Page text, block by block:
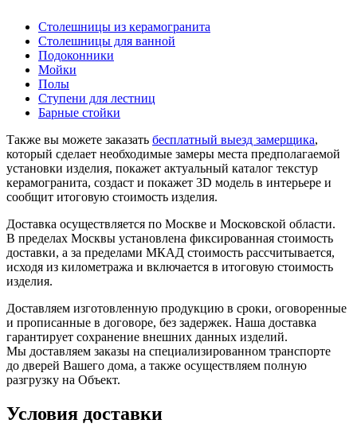
Столешницы из керамогранита
Столешницы для ванной
Подоконники
Мойки
Полы
Ступени для лестниц
Барные стойки
Также вы можете заказать бесплатный выезд замерщика,
который сделает необходимые замеры места предполагаемой
установки изделия, покажет актуальный каталог текстур
керамогранита, создаст и покажет 3D модель в интерьере и
сообщит итоговую стоимость изделия.
Доставка осуществляется по Москве и Московской области.
В пределах Москвы установлена фиксированная стоимость
доставки, а за пределами МКАД стоимость рассчитывается,
исходя из километража и включается в итоговую стоимость
изделия.
Доставляем изготовленную продукцию в сроки, оговоренные
и прописанные в договоре, без задержек. Наша доставка
гарантирует сохранение внешних данных изделий.
Мы доставляем заказы на специализированном транспорте
до дверей Вашего дома, а также осуществляем полную
разгрузку на Объект.
Условия доставки